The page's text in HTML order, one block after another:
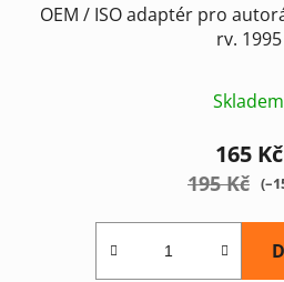
OEM / ISO adaptér pro
rv. 1995
Skladem
165 Kč
195 Kč